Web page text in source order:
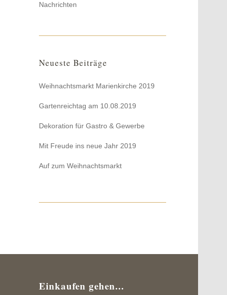
Nachrichten
Neueste Beiträge
Weihnachtsmarkt Marienkirche 2019
Gartenreichtag am 10.08.2019
Dekoration für Gastro & Gewerbe
Mit Freude ins neue Jahr 2019
Auf zum Weihnachtsmarkt
Einkaufen gehen...